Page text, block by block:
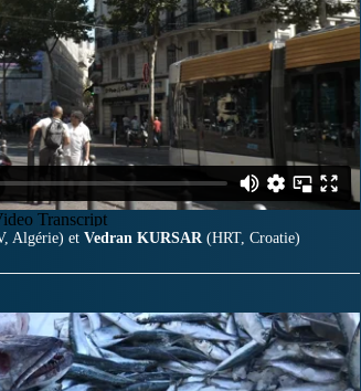
Algérie) et Vedran KURSAR (HRT, Croatie)